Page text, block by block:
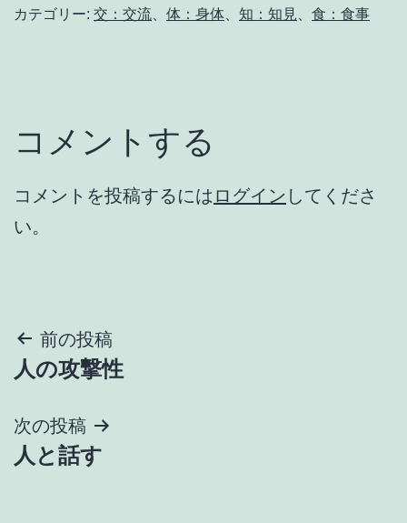
カテゴリー: 交：交流 体：身体 知：知見 食：食事
コメントする
コメントを投稿するには ログイン してくださ
い。
投
稿
ナ
ビ
前の投稿
人の攻撃性
次の投稿
人と話す